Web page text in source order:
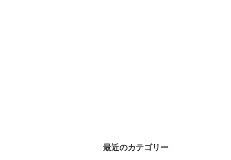
最近のカテゴリー